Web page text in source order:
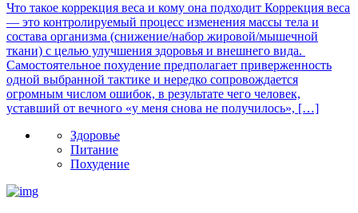
Что такое коррекция веса и кому она подходит Коррекция веса
— это контролируемый процесс изменения массы тела и
состава организма (снижение/набор жировой/мышечной
ткани) с целью улучшения здоровья и внешнего вида.
Самостоятельное похудение предполагает приверженность
одной выбранной тактике и нередко сопровождается
огромным числом ошибок, в результате чего человек,
уставший от вечного «у меня снова не получилось», […]
Здоровье
Питание
Похудение